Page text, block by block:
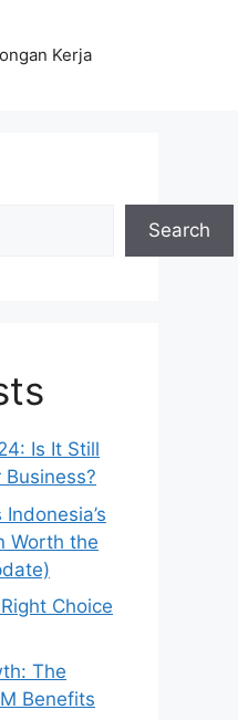
Kerja
Search
Is It Still
Worth the
Choice
The
Benefits